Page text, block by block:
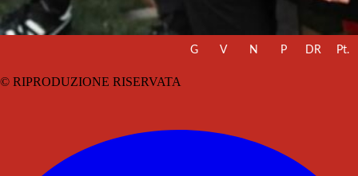
G V N P DR Pt.
© RIPRODUZIONE RISERVATA